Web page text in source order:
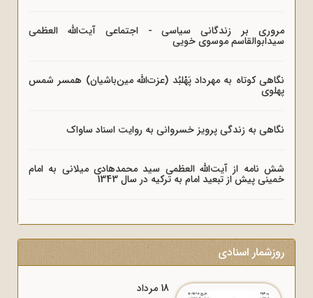
مروری بر زندگانی سیاسی - اجتماعی آیت‌الله العظمی
سیدابوالقاسم موسوی خویی
نگاهی کوتاه به مهرداد پَهْلبُد (عزت‌الله مین‌باشیان) همسر شمس
پهلوی
نگاهی به زندگی پرویز خسروانی به روایت اسناد ساواک
شش نامه از آیت‌الله العظمی سید محمدهادی میلانی به امام
خمینی پیش از تبعید امام به ترکیه در سال 1343
روزشمار اسنادی
18 مرداد